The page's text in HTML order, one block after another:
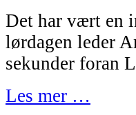
Det har vært en
lørdagen leder
sekunder foran
Les mer …